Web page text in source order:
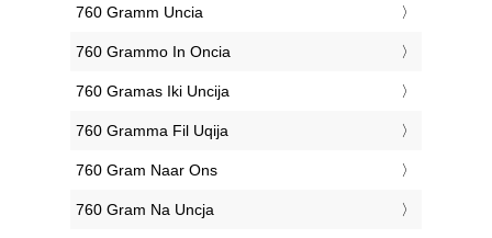
‎760 Gramm Uncia
‎760 Grammo In Oncia
‎760 Gramas Iki Uncija
‎760 Gramma Fil Uqija
‎760 Gram Naar Ons
‎760 Gram Na Uncja